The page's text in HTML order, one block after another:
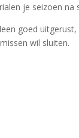
je seizoen na
goed
wil sluiten.